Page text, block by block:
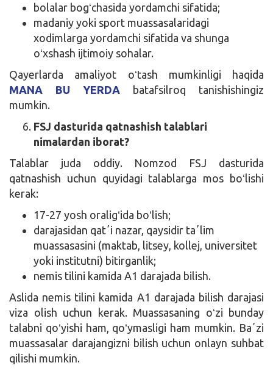
bolalar bogʻchasida yordamchi sifatida;
madaniy yoki sport muassasalaridagi
xodimlarga yordamchi sifatida va shunga
oʻxshash ijtimoiy sohalar.
Qayerlarda amaliyot oʻtash mumkinligi haqida
MANA BU YERDA batafsilroq tanishishingiz
mumkin.
FSJ dasturida qatnashish talablari
nimalardan iborat?
Talablar juda oddiy. Nomzod FSJ dasturida
qatnashish uchun quyidagi talablarga mos boʻlishi
kerak:
17-27 yosh oraligʻida boʻlish;
darajasidan qatʼi nazar, qaysidir taʼlim
muassasasini (maktab, litsey, kollej, universitet
yoki institutni) bitirganlik;
nemis tilini kamida A1 darajada bilish.
Aslida nemis tilini kamida A1 darajada bilish darajasi
viza olish uchun kerak. Muassasaning oʻzi bunday
talabni qoʻyishi ham, qoʻymasligi ham mumkin. Baʼzi
muassasalar darajangizni bilish uchun onlayn suhbat
qilishi mumkin.